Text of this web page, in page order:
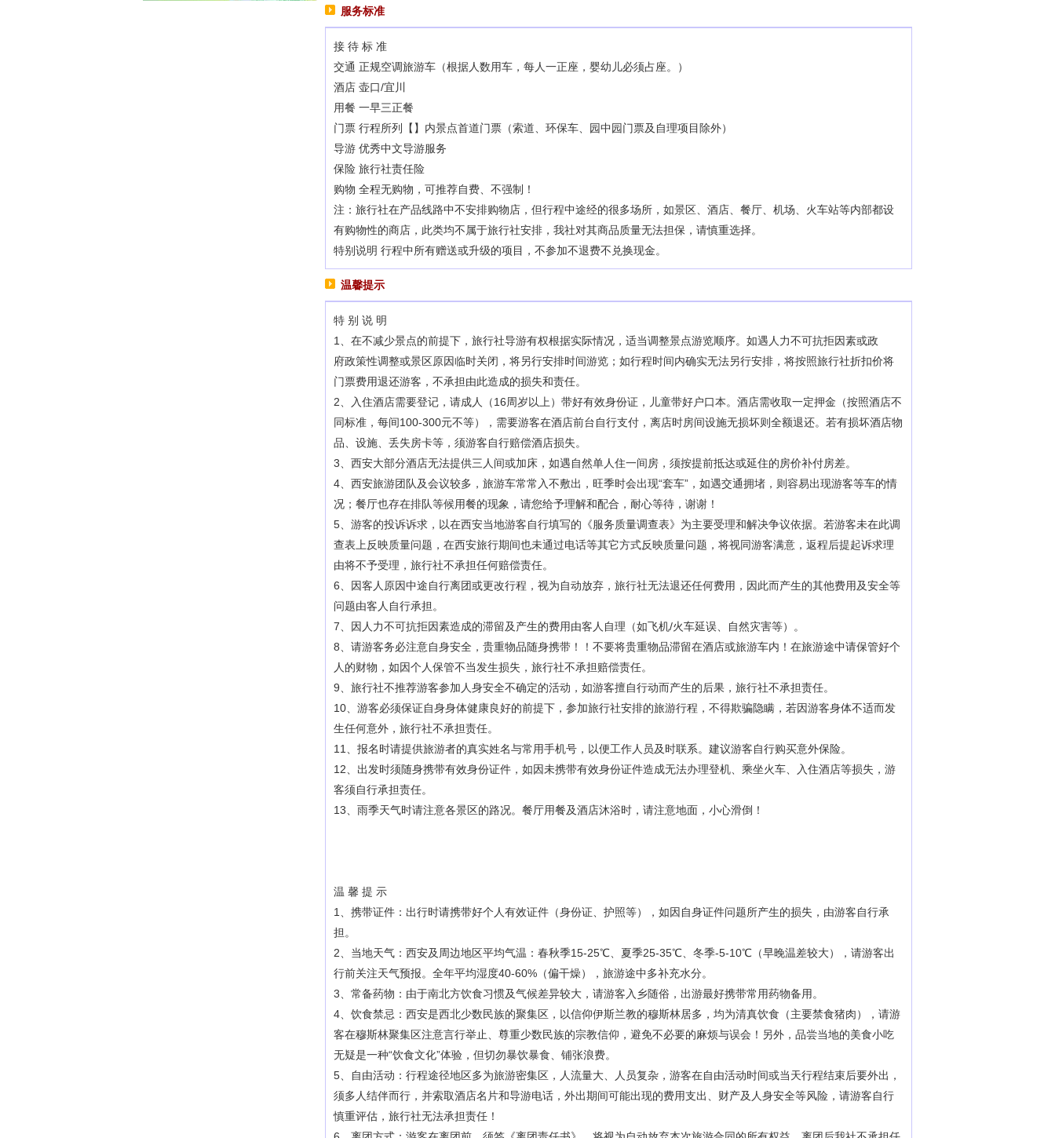
服务标准
接 待 标 准
交通 正规空调旅游车（根据人数用车，每人一正座，婴幼儿必须占座。）
酒店 壶口/宜川
用餐 一早三正餐
门票 行程所列【】内景点首道门票（索道、环保车、园中园门票及自理项目除外）
导游 优秀中文导游服务
保险 旅行社责任险
购物 全程无购物，可推荐自费、不强制！
注：旅行社在产品线路中不安排购物店，但行程中途经的很多场所，如景区、酒店、餐厅、机场、火车站等内部都设
有购物性的商店，此类均不属于旅行社安排，我社对其商品质量无法担保，请慎重选择。
特别说明 行程中所有赠送或升级的项目，不参加不退费不兑换现金。
温馨提示
特 别 说 明
1、在不减少景点的前提下，旅行社导游有权根据实际情况，适当调整景点游览顺序。如遇人力不可抗拒因素或政
府政策性调整或景区原因临时关闭，将另行安排时间游览；如行程时间内确实无法另行安排，将按照旅行社折扣价将
门票费用退还游客，不承担由此造成的损失和责任。
2、入住酒店需要登记，请成人（16周岁以上）带好有效身份证，儿童带好户口本。酒店需收取一定押金（按照酒店不
同标准，每间100-300元不等），需要游客在酒店前台自行支付，离店时房间设施无损坏则全额退还。若有损坏酒店物
品、设施、丢失房卡等，须游客自行赔偿酒店损失。
3、西安大部分酒店无法提供三人间或加床，如遇自然单人住一间房，须按提前抵达或延住的房价补付房差。
4、西安旅游团队及会议较多，旅游车常常入不敷出，旺季时会出现“套车”，如遇交通拥堵，则容易出现游客等车的情
况；餐厅也存在排队等候用餐的现象，请您给予理解和配合，耐心等待，谢谢！
5、游客的投诉诉求，以在西安当地游客自行填写的《服务质量调查表》为主要受理和解决争议依据。若游客未在此调
查表上反映质量问题，在西安旅行期间也未通过电话等其它方式反映质量问题，将视同游客满意，返程后提起诉求理
由将不予受理，旅行社不承担任何赔偿责任。
6、因客人原因中途自行离团或更改行程，视为自动放弃，旅行社无法退还任何费用，因此而产生的其他费用及安全等
问题由客人自行承担。
7、因人力不可抗拒因素造成的滞留及产生的费用由客人自理（如飞机/火车延误、自然灾害等）。
8、请游客务必注意自身安全，贵重物品随身携带！！不要将贵重物品滞留在酒店或旅游车内！在旅游途中请保管好个
人的财物，如因个人保管不当发生损失，旅行社不承担赔偿责任。
9、旅行社不推荐游客参加人身安全不确定的活动，如游客擅自行动而产生的后果，旅行社不承担责任。
10、游客必须保证自身身体健康良好的前提下，参加旅行社安排的旅游行程，不得欺骗隐瞒，若因游客身体不适而发
生任何意外，旅行社不承担责任。
11、报名时请提供旅游者的真实姓名与常用手机号，以便工作人员及时联系。建议游客自行购买意外保险。
12、出发时须随身携带有效身份证件，如因未携带有效身份证件造成无法办理登机、乘坐火车、入住酒店等损失，游
客须自行承担责任。
13、雨季天气时请注意各景区的路况。餐厅用餐及酒店沐浴时，请注意地面，小心滑倒！
温 馨 提 示
1、携带证件：出行时请携带好个人有效证件（身份证、护照等），如因自身证件问题所产生的损失，由游客自行承
担。
2、当地天气：西安及周边地区平均气温：春秋季15-25℃、夏季25-35℃、冬季-5-10℃（早晚温差较大），请游客出
行前关注天气预报。全年平均湿度40-60%（偏干燥），旅游途中多补充水分。
3、常备药物：由于南北方饮食习惯及气候差异较大，请游客入乡随俗，出游最好携带常用药物备用。
4、饮食禁忌：西安是西北少数民族的聚集区，以信仰伊斯兰教的穆斯林居多，均为清真饮食（主要禁食猪肉），请游
客在穆斯林聚集区注意言行举止、尊重少数民族的宗教信仰，避免不必要的麻烦与误会！另外，品尝当地的美食小吃
无疑是一种“饮食文化”体验，但切勿暴饮暴食、铺张浪费。
5、自由活动：行程途径地区多为旅游密集区，人流量大、人员复杂，游客在自由活动时间或当天行程结束后要外出，
须多人结伴而行，并索取酒店名片和导游电话，外出期间可能出现的费用支出、财产及人身安全等风险，请游客自行
慎重评估，旅行社无法承担责任！